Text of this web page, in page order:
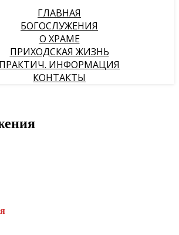
ГЛАВНАЯ
БОГОСЛУЖЕНИЯ
О ХРАМЕ
ПРИХОДСКАЯ ЖИЗНЬ
ПРАКТИЧ. ИНФОРМАЦИЯ
КОНТАКТЫ